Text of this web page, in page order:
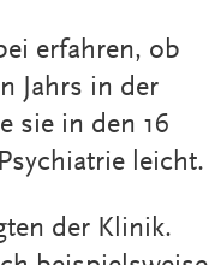
erfahren, ob
Jahrs in der
sie in den 16
leicht.
der Klinik.